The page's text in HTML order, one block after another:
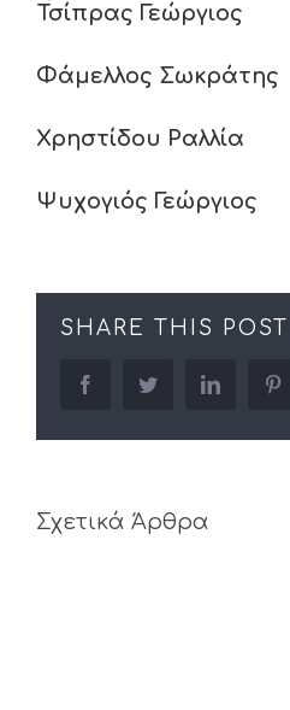
Τσίπρας Γεώργιος
Φάμελλος Σωκράτης
Χρηστίδου Ραλλία
Ψυχογιός Γεώργιος
SHARE THIS POST
facebooktwitter linkedin
Σχετικά Άρθρα